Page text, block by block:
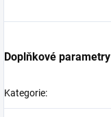
Doplňkové parametry
Kategorie: